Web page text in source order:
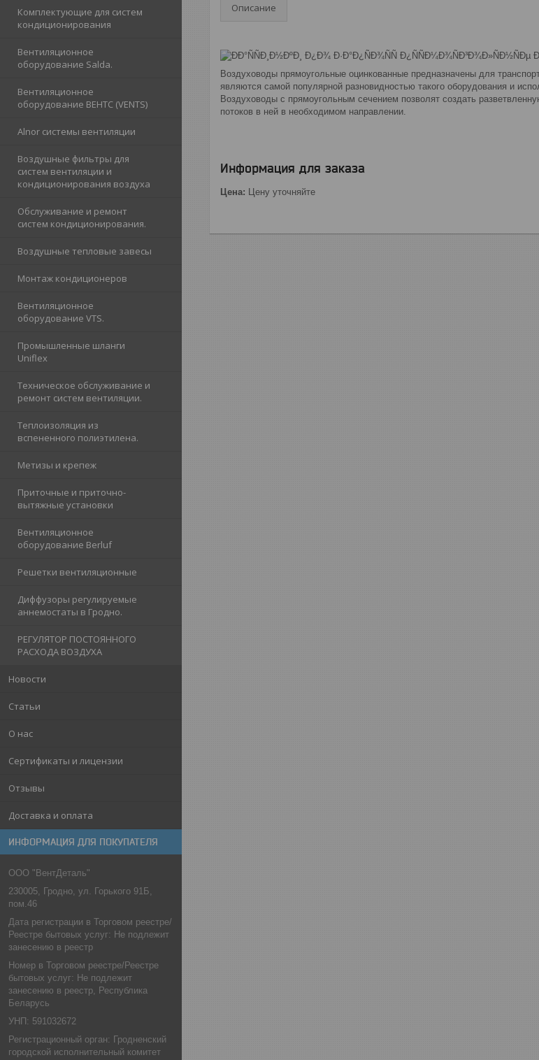
Комплектующие для систем
кондиционирования
Вентиляционное
оборудование Salda.
Вентиляционное
оборудование ВЕНТС (VENTS)
Alnor cистемы вентиляции
Воздушные фильтры для
систем вентиляции и
кондиционирования воздуха
Обслуживание и ремонт
систем кондиционирования.
Воздушные тепловые завесы
Монтаж кондиционеров
Вентиляционное
оборудование VTS.
Промышленные шланги
Uniflex
Техническое обслуживание и
ремонт систем вентиляции.
Теплоизоляция из
вспененного полиэтилена.
Метизы и крепеж
Приточные и приточно-
вытяжные установки
Вентиляционное
оборудование Berluf
Решетки вентиляционные
Диффузоры регулируемые
аннемостаты в Гродно.
РЕГУЛЯТОР ПОСТОЯННОГО
РАСХОДА ВОЗДУХА
Новости
Статьи
О нас
Сертификаты и лицензии
Отзывы
Доставка и оплата
ИНФОРМАЦИЯ ДЛЯ ПОКУПАТЕЛЯ
ООО "ВентДеталь"
230005, Гродно, ул. Горького 91Б,
пом.46
Дата регистрации в Торговом реестре/
Реестре бытовых услуг: Не подлежит
занесению в реестр
Номер в Торговом реестре/Реестре
бытовых услуг: Не подлежит
занесению в реестр, Республика
Беларусь
УНП: 591032672
Регистрационный орган: Гродненский
городской исполнительный комитет
Описание
Воздуховоды прямоугольные оцинкованные предназначены для
являются самой популярной разновидностью такого оборудования и
Воздуховоды с прямоугольным сечением позволят создать
потоков в ней в необходимом направлении.
Информация для заказа
Цена: Цену уточняйте